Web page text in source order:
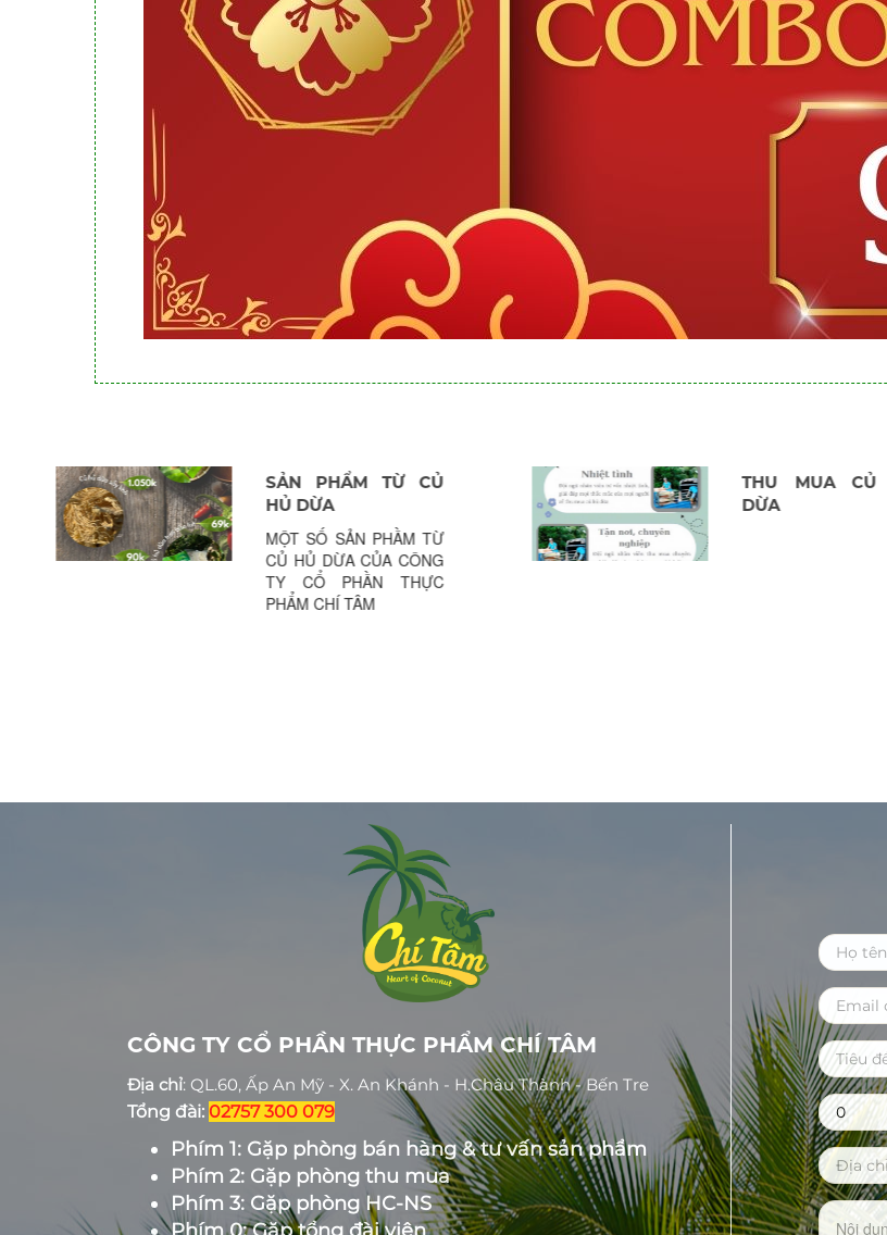
THU MUA CỦ HỦ
DỪA
COMBO MUA 1
1
CÔNG TY CỔ PHẦN THỰC PHẨM CHÍ TÂM
Địa chỉ: QL.60, Ấp An Mỹ - X. An Khánh - H.Châu Thành - Bến Tre
Tổng đài: 02757 300 079
Phím 1: Gặp phòng bán hàng & tư vấn sản phẩm
Phím 2: Gặp phòng thu mua
Phím 3: Gặp phòng HC-NS